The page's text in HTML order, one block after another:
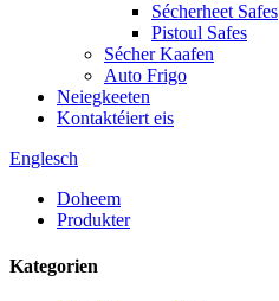
Sécherheet Safes
Pistoul Safes
Sécher Kaafen
Auto Frigo
Neiegkeeten
Kontaktéiert eis
Englesch
Doheem
Produkter
Kategorien